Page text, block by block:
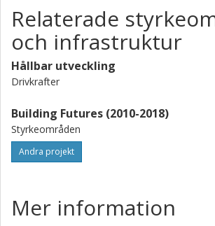
Relaterade
och infrastruktur
Hållbar utveckling
Drivkrafter
Building Futures (2010-2018)
Styrkeområden
Andra projekt
Mer information